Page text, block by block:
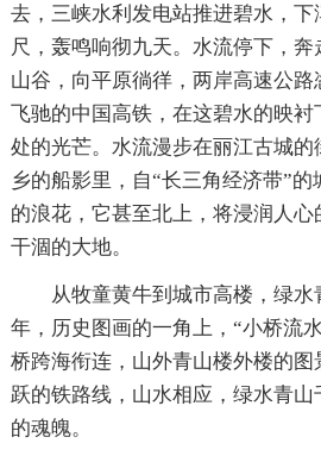
去，三峡水利发电站推进碧水，
尺，轰鸣响彻九天。水流停下，
山谷，向平原徜徉，两岸高速公
飞驰的中国高铁，在这碧水的映
处的光芒。水流漫步在丽江古城
乡的船影里，自“长三角经济带”
的浪花，它甚至北上，将浸润人
干涸的大地。
从牧童黄牛到城市高楼，绿
年，历史图画的一角上，“小桥流
桥跨海衔连，山外青山楼外楼的
跃的铁路线，山水相应，绿水青山
的魂魄。